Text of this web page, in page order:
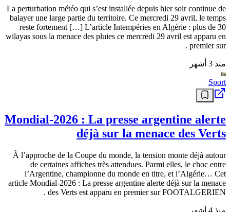
Un délai court qui s’achève bientôt et une sanction sévère pour les
retardataires de la déclaration. Le ministère du Commerce intérieur
et de la Régulation […]